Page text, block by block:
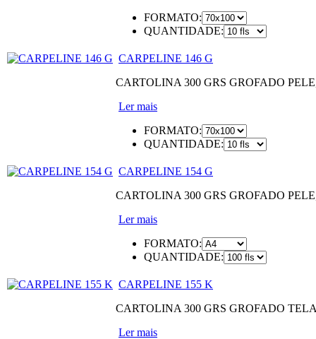
FORMATO:
QUANTIDADE:
CARPELINE 146 G
CARTOLINA 300 GRS GROFADO
Ler mais
FORMATO:
QUANTIDADE:
CARPELINE 154 G
CARTOLINA 300 GRS GROFADO
Ler mais
FORMATO:
QUANTIDADE:
CARPELINE 155 K
CARTOLINA 300 GRS GROFADO
Ler mais